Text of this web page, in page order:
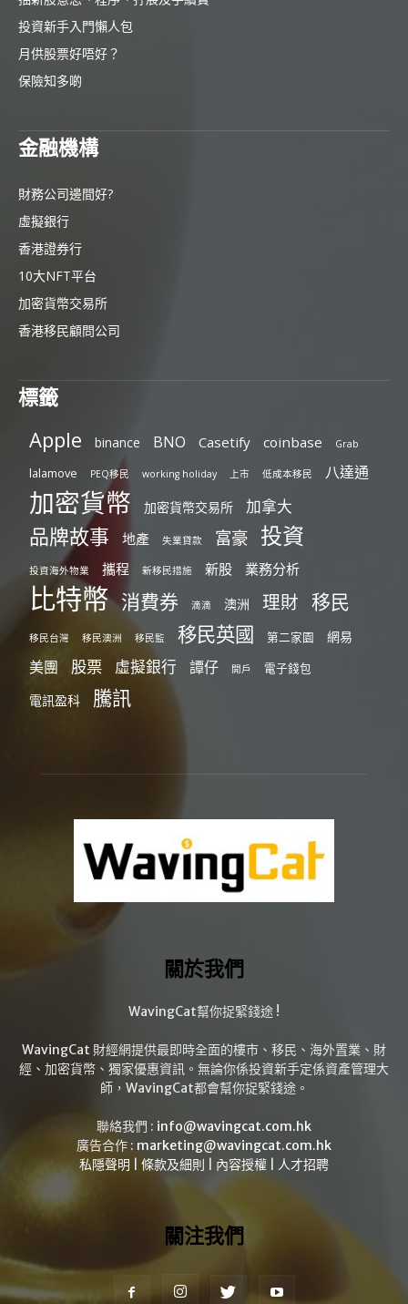
投資新手入門懶人包
月供股票好唔好？
保險知多啲
金融機構
財務公司邊間好?
虛擬銀行
香港證券行
10大NFT平台
加密貨幣交易所
香港移民顧問公司
標籤
Apple binance BNO Casetify coinbase Grab
lalamove PEQ移民 working holiday 上市 低成本移民 八達通
加密貨幣 加密貨幣交易所 加拿大
品牌故事 地產 失業貸款 富豪 投資
投資海外物業 攜程 新移民措施 新股 業務分析
比特幣 消費券 滴滴 澳洲 理財 移民
移民台灣 移民澳洲 移民監 移民英國 第二家園 網易
美團 股票 虛擬銀行 譚仔 開戶 電子錢包
電訊盈科 騰訊
關於我們
WavingCat幫你捉緊錢途 !
WavingCat 財經網提供最即時全面的樓市、移民、海外置業、財
經、加密貨幣、獨家優惠資訊。無論你係投資新手定係資產管理大
師，WavingCat都會幫你捉緊錢途。
聯絡我們 : info@wavingcat.com.hk
廣告合作 : marketing@wavingcat.com.hk
私隱聲明
條款及細則 內容授權 人才招聘
關注我們